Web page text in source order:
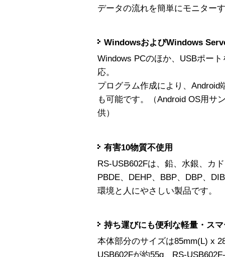
データの流れを簡単にモニター
WindowsおよびWindows
Windows PCのほか、USBポー
応。
プログラム作成により、Android
も可能です。（Android OS用サ
供）
有害10物質不使用
RS-USB602Fは、鉛、水銀、カ
PBDE、DEHP、BBP、DBP、
環境と人にやさしい製品です。
持ち運びにも便利な軽量・ス
本体部分のサイズは85mm(L) x
USB602Fが約55g、RS-